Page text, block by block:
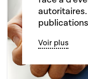
Voir plus